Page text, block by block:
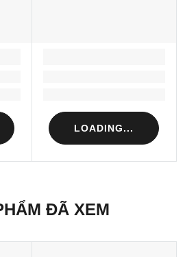
LOADING...
ĐÃ XEM